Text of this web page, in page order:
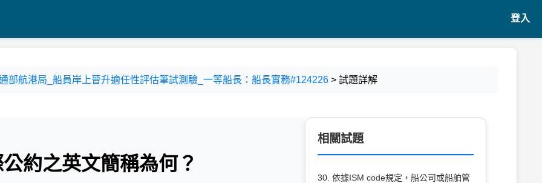
登入
部航港局_船員岸上晉升適任性評估筆試測驗_一等船長：船長實務#124226 > 試題詳解
約之英文簡稱為何？
相關試題
30. 依據ISM code規定，船公司或船舶管